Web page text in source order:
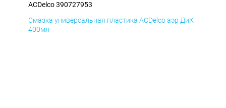
ACDelco 390727953
Смазка универсальная пластика ACDelco аэр ДиК
400мл